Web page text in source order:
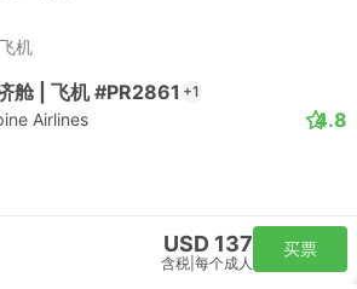
机
舱 | 飞机 #PR2861 +1
Airlines 4.8
USD 137
含税 每个成人
买票